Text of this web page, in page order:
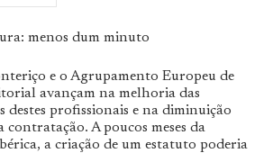
menos dum minuto
e o Agrupamento Europeu de
avançam na melhoria das
destes profissionais e na diminuição
contratação. A poucos meses da
a criação de um estatuto poderia